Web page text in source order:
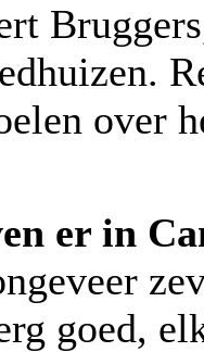
over
er in
goed,